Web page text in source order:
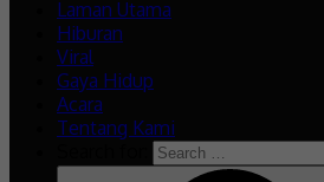
Laman Utama
Hiburan
Viral
Gaya Hidup
Acara
Tentang Kami